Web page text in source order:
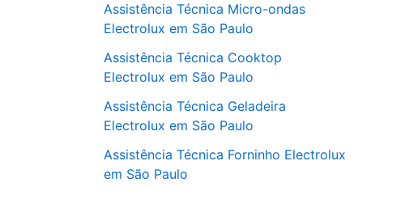
Assistência Técnica Micro-ondas
Electrolux em São Paulo
Assistência Técnica Cooktop
Electrolux em São Paulo
Assistência Técnica Geladeira
Electrolux em São Paulo
Assistência Técnica Forninho Electrolux
em São Paulo